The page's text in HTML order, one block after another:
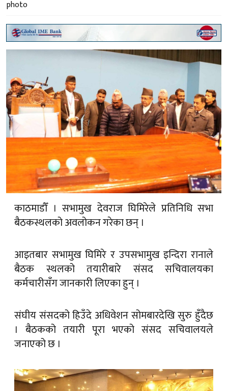
काठमाडौँ । सभामुख देवराज घिमिरेले प्रतिनिधि सभा
बैठकस्थलको अवलोकन गरेका छन् ।
आइतबार सभामुख घिमिरे र उपसभामुख इन्दिरा रानाले
बैठक स्थलको तयारीबारे संसद सचिवालयका
कर्मचारीसँग जानकारी लिएका हुन् ।
संघीय संसदको हिउँदे अधिवेशन सोमबारदेखि सुरु हुँदैछ
। बैठकको तयारी पूरा भएको संसद सचिवालयले
जनाएको छ ।